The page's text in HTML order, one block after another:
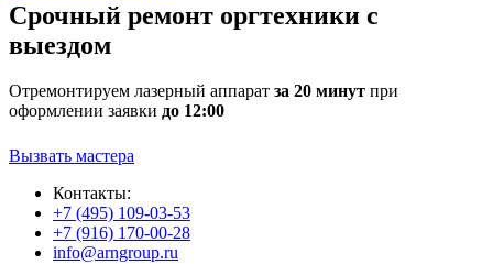
Срочный ремонт оргтехники с
выездом
Отремонтируем лазерный аппарат за 20 минут при
оформлении заявки до 12:00
Вызвать мастера
Контакты:
+7 (495) 109-03-53
+7 (916) 170-00-28
info@arngroup.ru